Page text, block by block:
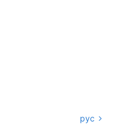
рус